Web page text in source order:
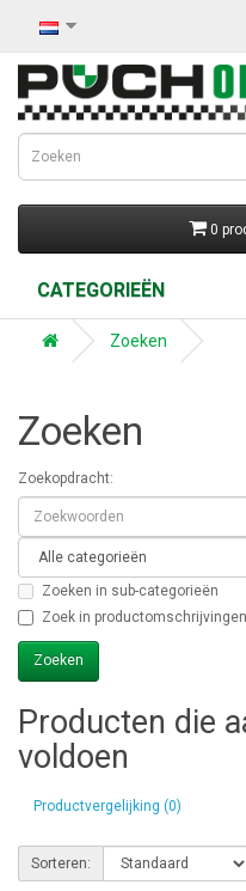
0
CATEGORIEËN
Zoeken
Zoeken
Zoekopdracht:
Zoeken in sub-categorieën
Zoek in productomschrijvingen
Producten die
voldoen
Productvergelijking (0)
Sorteren: